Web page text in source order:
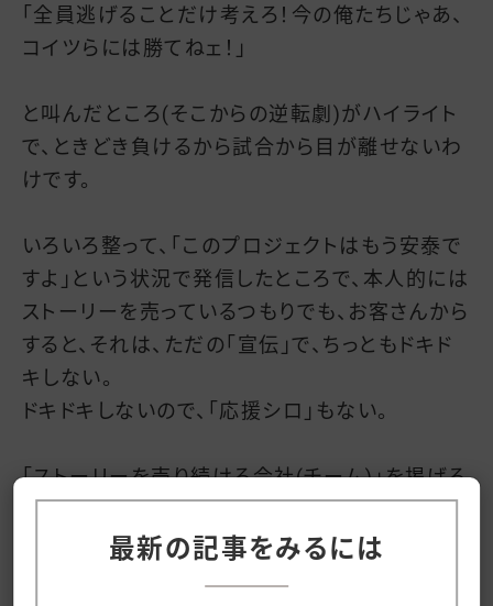
「全員逃げることだけ考えろ！今の俺たちじゃあ、
コイツらには勝てねェ！」
と叫んだところ(そこからの逆転劇)がハイライト
で、ときどき負けるから試合から目が離せないわ
けです。
いろいろ整って、「このプロジェクトはもう安泰で
すよ」という状況で発信したところで、本人的には
ストーリーを売っているつもりでも、お客さんから
すると、それは、ただの「宣伝」で、ちっともドキド
キしない。
ドキドキしないので、「応援シロ」もない。
「ストーリーを売り続ける会社(チーム)」を掲げる
ならば、「残念ですが、あのプロジェクトは頓挫し
ました」は発信していかなきゃいけないし、「頓挫
最新の記事をみるには